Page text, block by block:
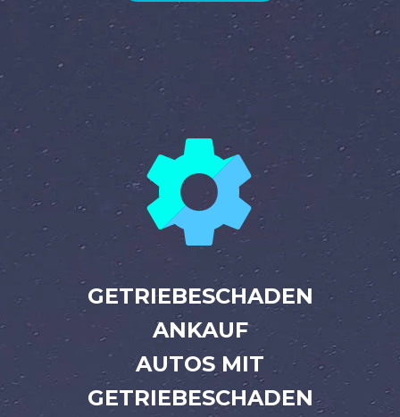


GETRIEBESCHADEN
ANKAUF
AUTOS MIT
GETRIEBESCHADEN